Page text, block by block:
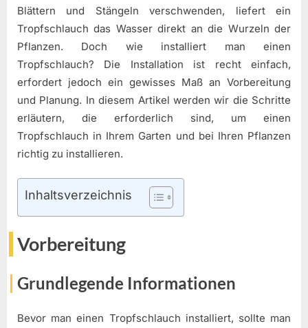
Blättern und Stängeln verschwenden, liefert ein
Tropfschlauch das Wasser direkt an die Wurzeln der
Pflanzen. Doch wie installiert man einen
Tropfschlauch? Die Installation ist recht einfach,
erfordert jedoch ein gewisses Maß an Vorbereitung
und Planung. In diesem Artikel werden wir die Schritte
erläutern, die erforderlich sind, um einen
Tropfschlauch in Ihrem Garten und bei Ihren Pflanzen
richtig zu installieren.
Inhaltsverzeichnis
Vorbereitung
Grundlegende Informationen
Bevor man einen Tropfschlauch installiert, sollte man